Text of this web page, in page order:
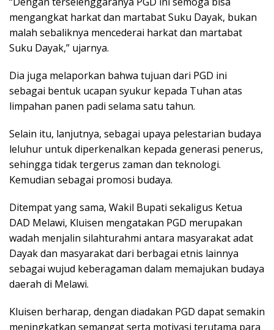
mengangkat harkat dan martabat Suku Dayak, bukan
malah sebaliknya mencederai harkat dan martabat
Suku Dayak,” ujarnya.
Dia juga melaporkan bahwa tujuan dari PGD ini
sebagai bentuk ucapan syukur kepada Tuhan atas
limpahan panen padi selama satu tahun.
Selain itu, lanjutnya, sebagai upaya pelestarian budaya
leluhur untuk diperkenalkan kepada generasi penerus,
sehingga tidak tergerus zaman dan teknologi.
Kemudian sebagai promosi budaya.
Ditempat yang sama, Wakil Bupati sekaligus Ketua
DAD Melawi, Kluisen mengatakan PGD merupakan
wadah menjalin silahturahmi antara masyarakat adat
Dayak dan masyarakat dari berbagai etnis lainnya
sebagai wujud keberagaman dalam memajukan budaya
daerah di Melawi.
Kluisen berharap, dengan diadakan PGD dapat semakin
meningkatkan semangat serta motivasi terutama para